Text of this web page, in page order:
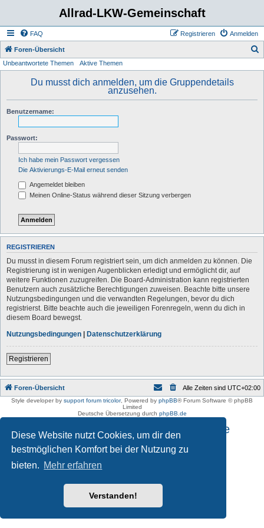
Diese Website nutzt Cookies, um dir den
bestmöglichen Komfort bei der Nutzung zu
bieten. Mehr erfahren
Verstanden!
Allrad-LKW-Gemeinschaft
FAQ Anmelden
Registrieren
Foren-Übersicht
Unbeantwortete Themen Aktive Themen
Du musst dich anmelden, um die Gruppendetails
anzusehen.
Benutzername:
Passwort:
Ich habe mein Passwort vergessen
Die Aktivierungs-E-Mail erneut senden
Angemeldet bleiben
Meinen Online-Status während dieser Sitzung verbergen
REGISTRIEREN
Du musst in diesem Forum registriert sein, um dich anmelden zu können. Die
Registrierung ist in wenigen Augenblicken erledigt und ermöglicht dir, auf
weitere Funktionen zuzugreifen. Die Board-Administration kann registrierten
Benutzern auch zusätzliche Berechtigungen zuweisen. Beachte bitte unsere
Nutzungsbedingungen und die verwandten Regelungen, bevor du dich
registrierst. Bitte beachte auch die jeweiligen Forenregeln, wenn du dich in
diesem Board bewegst.
Nutzungsbedingungen | Datenschutzerklärung
Registrieren
Foren-Übersicht Alle Zeiten sind UTC+02:00
Style developer by support forum tricolor, Powered by phpBB® Forum Software © phpBB
Limited
Deutsche Übersetzung durch phpBB.de
Impressum und Datenschutzhinweise